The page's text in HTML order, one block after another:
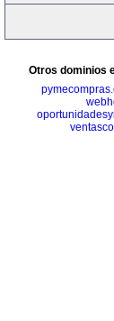
Otros dominios